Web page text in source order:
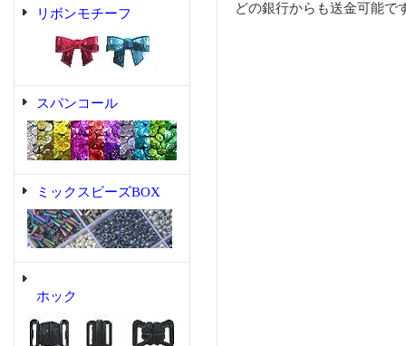
リボンモチーフ
スパンコール
ミックスビーズBOX
ホック
どの銀行からも送金可能で